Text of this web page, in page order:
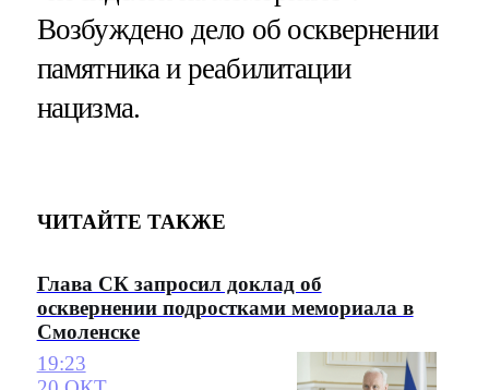
Возбуждено дело об осквернении
памятника и реабилитации
нацизма.
ЧИТАЙТЕ ТАКЖЕ
Глава СК запросил доклад об
осквернении подростками мемориала в
Смоленске
19:23